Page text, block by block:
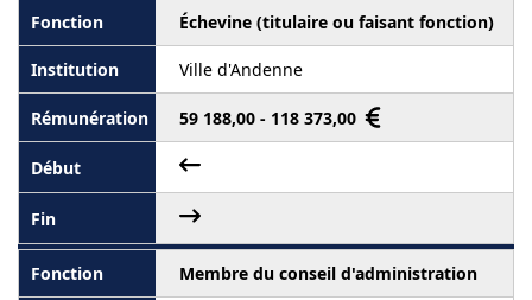
Échevine (titulaire ou faisant fonction)
Ville d'Andenne
59 188,00 - 118 373,00
Membre du conseil d'administration